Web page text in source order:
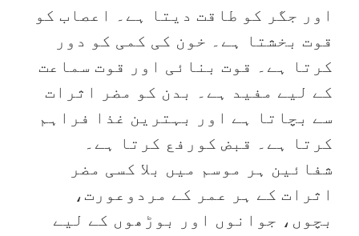
اور جگر کو طاقت دیتا ہے۔ اعصاب کو
قوت بخشتا ہے۔ خون کی کمی کو دور
کرتا ہے۔ قوت بنائی اور قوت سماعت
کے لیے مفید ہے۔ بدن کو مضر اثرات
سے بچاتا ہے اور بہترین غذا فراہم
کرتا ہے۔ قبض کورفع کرتا ہے۔
شفائین ہر موسم میں بلا کسی مضر
اثرات کے ہر عمر کے مردوعورت،
بچوں، جوانوں اور بوڑھوں کے لیے